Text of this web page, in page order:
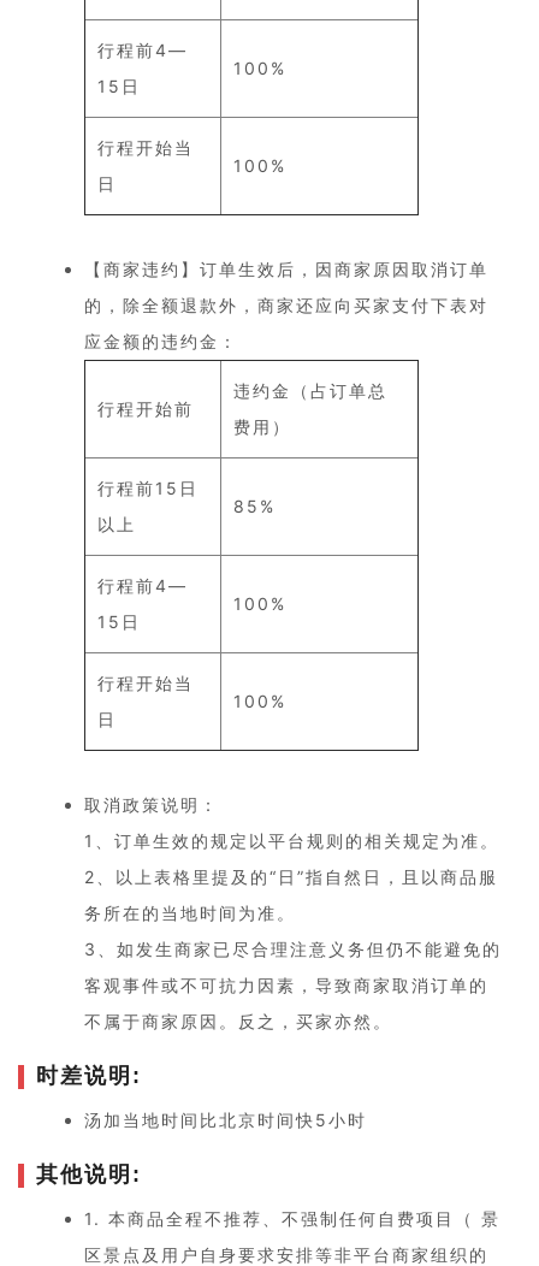
行程前4—
15日
100%
行程开始当
日
100%
【商家违约】订单生效后，因商家原因取消订单
的，除全额退款外，商家还应向买家支付下表对
应金额的违约金：
行程开始前
违约金（占订单总
费用）
行程前15日
以上
85%
行程前4—
15日
100%
行程开始当
日
100%
取消政策说明：
1、订单生效的规定以平台规则的相关规定为准。
2、以上表格里提及的“日”指自然日，且以商品服
务所在的当地时间为准。
3、如发生商家已尽合理注意义务但仍不能避免的
客观事件或不可抗力因素，导致商家取消订单的
不属于商家原因。反之，买家亦然。
时差说明:
汤加当地时间比北京时间快5小时
其他说明:
1. 本商品全程不推荐、不强制任何自费项目（ 景
区景点及用户自身要求安排等非平台商家组织的